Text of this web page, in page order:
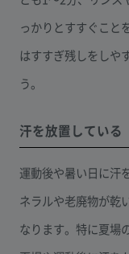
っかりとすすぐこと
はすすぎ残しをしや
う。
汗を放置している
運動後や暑い日に汗
ネラルや老廃物が乾
なります。特に夏場